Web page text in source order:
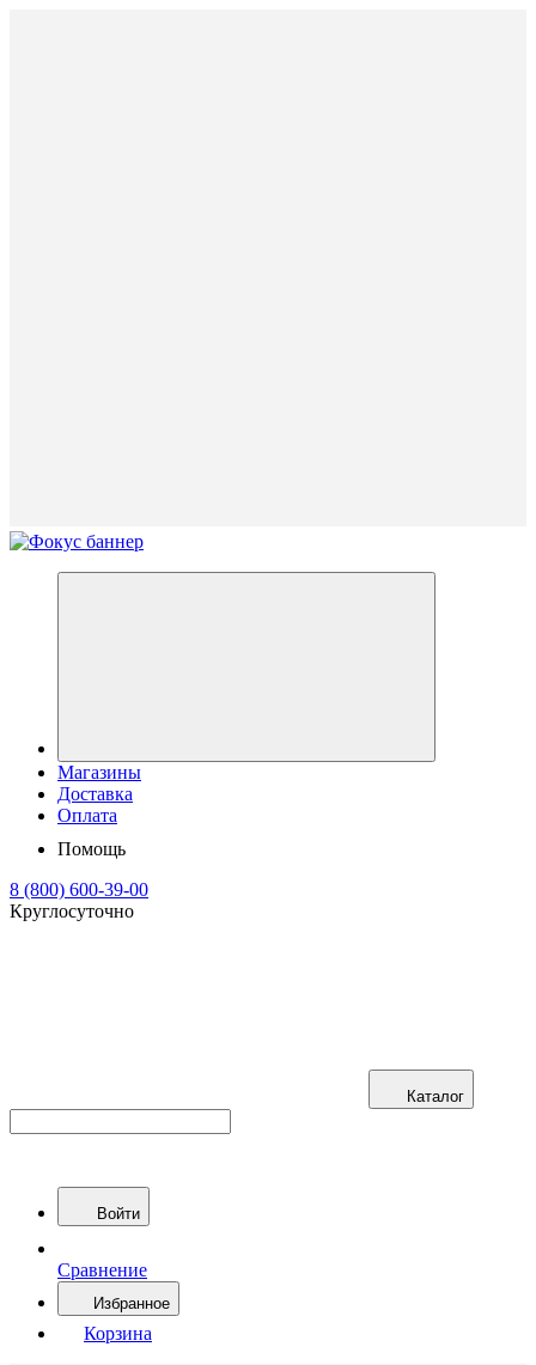
Магазины
Доставка
Оплата
Помощь
8 (800) 600-39-00
Круглосуточно
Каталог
Войти
Сравнение
Избранное
Корзина